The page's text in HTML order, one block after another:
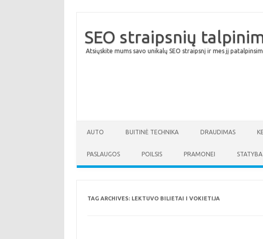
SEO straipsnių
Atsiųskite mums savo unikalų SEO straipsnį ir mes jį
AUTO BUITINĖ TECHNIKA DRAUDIMAS
PASLAUGOS POILSIS PRAMONEI STATYBA
TAG ARCHIVES: LEKTUVO BILIETAI I VOKIETIJA